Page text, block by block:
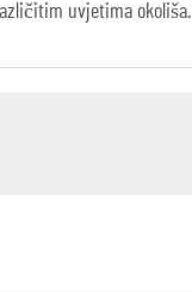
uvjetima okoliša.